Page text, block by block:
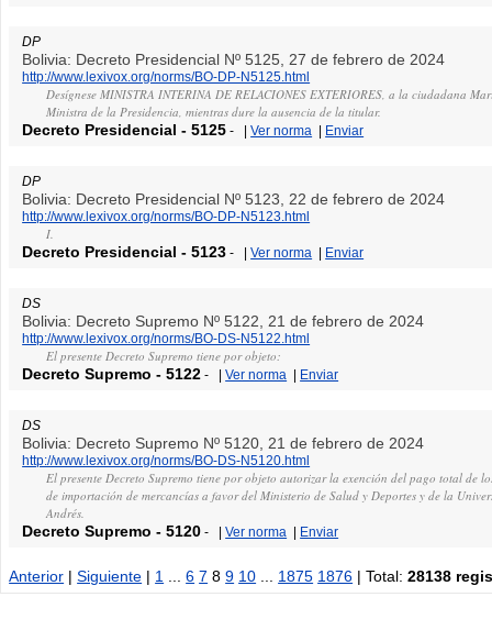
DP
Bolivia: Decreto Presidencial Nº 5125, 27 de febrero de 2024
http://www.lexivox.org/norms/BO-DP-N5125.html
Desígnese MINISTRA INTERINA DE RELACIONES EXTERIORES, a la ciudadana
Ministra de la Presidencia, mientras dure la ausencia de la titular.
Decreto Presidencial -5125 - |Ver norma | Enviar
DP
Bolivia: Decreto Presidencial Nº 5123, 22 de febrero de 2024
http://www.lexivox.org/norms/BO-DP-N5123.html
I.
Decreto Presidencial -5123 - |Ver norma | Enviar
DS
Bolivia: Decreto Supremo Nº 5122, 21 de febrero de 2024
http://www.lexivox.org/norms/BO-DS-N5122.html
El presente Decreto Supremo tiene por objeto:
Decreto Supremo -5122 - |Ver norma | Enviar
DS
Bolivia: Decreto Supremo Nº 5120, 21 de febrero de 2024
http://www.lexivox.org/norms/BO-DS-N5120.html
El presente Decreto Supremo tiene por objeto autorizar la exención del pago total de
de importación de mercancías a favor del Ministerio de Salud y Deportes y de la
Andrés.
Decreto Supremo -5120 - |Ver norma | Enviar
Anterior |Siguiente | 1 ...6 7 89 10 1875 1876 | Total:28138